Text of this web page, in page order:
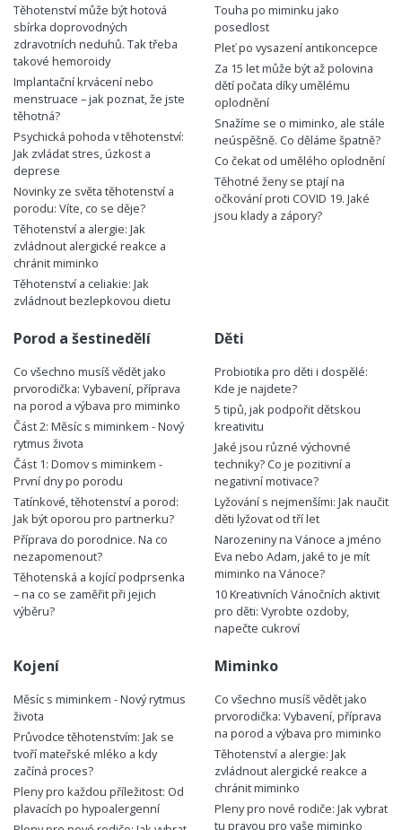
Těhotenství může být hotová
sbírka doprovodných
zdravotních neduhů. Tak třeba
takové hemoroidy
Implantační krvácení nebo
menstruace – jak poznat, že jste
těhotná?
Psychická pohoda v těhotenství:
Jak zvládat stres, úzkost a
deprese
Novinky ze světa těhotenství a
porodu: Víte, co se děje?
Těhotenství a alergie: Jak
zvládnout alergické reakce a
chránit miminko
Těhotenství a celiakie: Jak
zvládnout bezlepkovou dietu
Touha po miminku jako
posedlost
Pleť po vysazení antikoncepce
Za 15 let může být až polovina
dětí počata díky umělému
oplodnění
Snažíme se o miminko, ale stále
neúspěšně. Co děláme špatně?
Co čekat od umělého oplodnění
Těhotné ženy se ptají na
očkování proti COVID 19. Jaké
jsou klady a zápory?
Porod a šestinedělí
Co všechno musíš vědět jako
prvorodička: Vybavení, příprava
na porod a výbava pro miminko
Část 2: Měsíc s miminkem - Nový
rytmus života
Část 1: Domov s miminkem -
První dny po porodu
Tatínkové, těhotenství a porod:
Jak být oporou pro partnerku?
Příprava do porodnice. Na co
nezapomenout?
Těhotenská a kojící podprsenka
– na co se zaměřit při jejich
výběru?
Děti
Probiotika pro děti i dospělé:
Kde je najdete?
5 tipů, jak podpořit dětskou
kreativitu
Jaké jsou různé výchovné
techniky? Co je pozitivní a
negativní motivace?
Lyžování s nejmenšími: Jak naučit
děti lyžovat od tří let
Narozeniny na Vánoce a jméno
Eva nebo Adam, jaké to je mít
miminko na Vánoce?
10 Kreativních Vánočních aktivit
pro děti: Vyrobte ozdoby,
napečte cukroví
Kojení
Měsíc s miminkem - Nový rytmus
života
Průvodce těhotenstvím: Jak se
tvoří mateřské mléko a kdy
začíná proces?
Pleny pro každou příležitost: Od
plavacích po hypoalergenní
Miminko
Co všechno musíš vědět jako
prvorodička: Vybavení, příprava
na porod a výbava pro miminko
Těhotenství a alergie: Jak
zvládnout alergické reakce a
chránit miminko
Pleny pro nové rodiče: Jak vybrat
tu pravou pro vaše miminko